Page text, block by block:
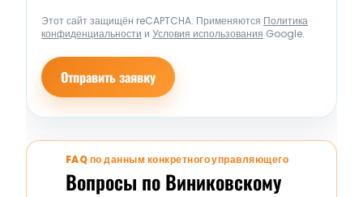
Этот сайт защищён reCAPTCHA. Применяются Политика
конфиденциальности и Условия использования Google.
Отправить заявку
FAQ по данным конкретного управляющего
Вопросы по Виниковскому